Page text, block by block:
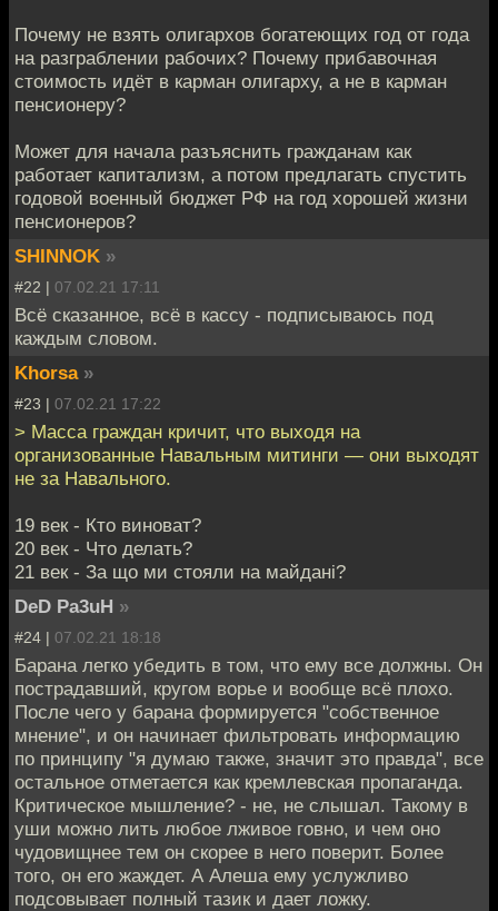
Почему не взять олигархов богатеющих год от года
на разграблении рабочих? Почему прибавочная
стоимость идёт в карман олигарху, а не в карман
пенсионеру?
Может для начала разъяснить гражданам как
работает капитализм, а потом предлагать спустить
годовой военный бюджет РФ на год хорошей жизни
пенсионеров?
SHINNOK »
#22 | 07.02.21 17:11
Всё сказанное, всё в кассу - подписываюсь под
каждым словом.
Khorsa »
#23 | 07.02.21 17:22
> Масса граждан кричит, что выходя на
организованные Навальным митинги — они выходят
не за Навального.
19 век - Кто виноват?
20 век - Что делать?
21 век - За що ми стояли на майданi?
DeD Pa3uH »
#24 | 07.02.21 18:18
Барана легко убедить в том, что ему все должны. Он
пострадавший, кругом ворье и вообще всё плохо.
После чего у барана формируется "собственное
мнение", и он начинает фильтровать информацию
по принципу "я думаю также, значит это правда", все
остальное отметается как кремлевская пропаганда.
Критическое мышление? - не, не слышал. Такому в
уши можно лить любое лживое говно, и чем оно
чудовищнее тем он скорее в него поверит. Более
того, он его жаждет. А Алеша ему услужливо
подсовывает полный тазик и дает ложку.